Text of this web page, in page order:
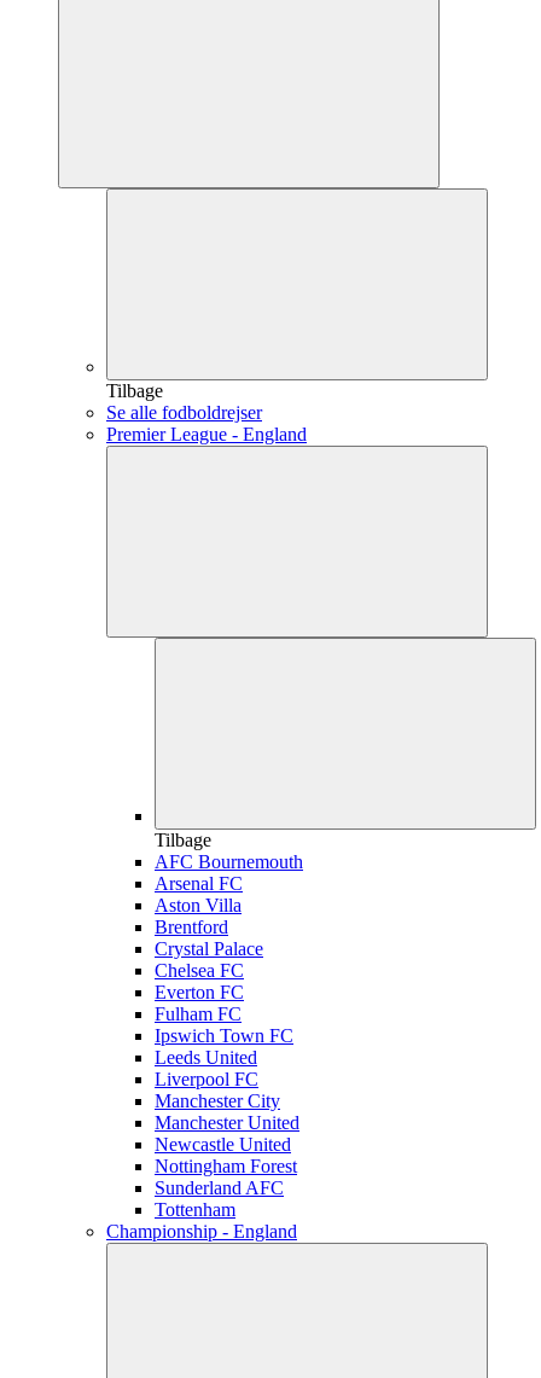
Tilbage
Se alle fodboldrejser
Premier League - England
Tilbage
AFC Bournemouth
Arsenal FC
Aston Villa
Brentford
Crystal Palace
Chelsea FC
Everton FC
Fulham FC
Ipswich Town FC
Leeds United
Liverpool FC
Manchester City
Manchester United
Newcastle United
Nottingham Forest
Sunderland AFC
Tottenham
Championship - England